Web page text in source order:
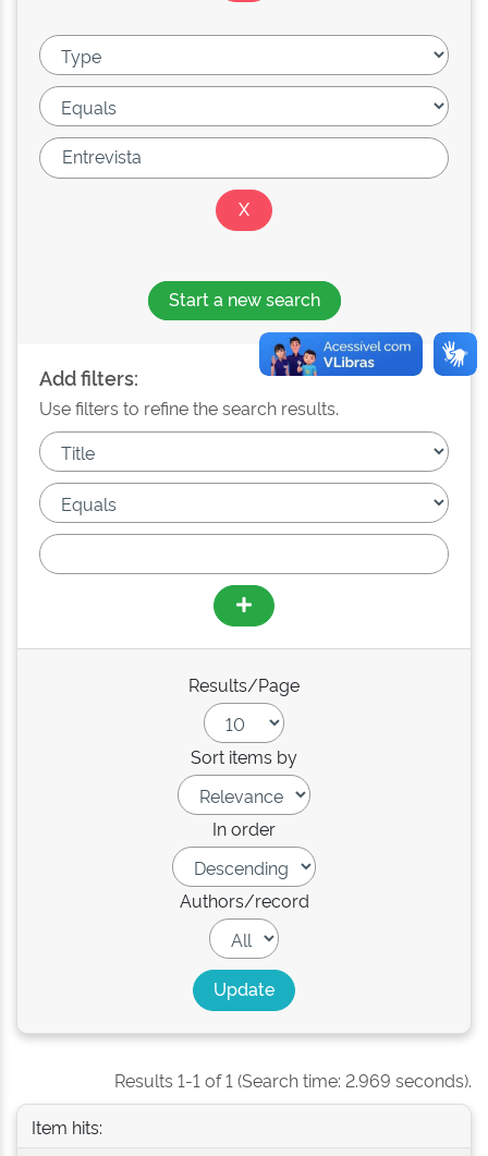
Start a new search
Add filters:
Use filters to refine the search results.
Results/Page
Sort items by
In order
Authors/record
Results 1-1 of 1 (Search time: 2.969 seconds).
Item hits: